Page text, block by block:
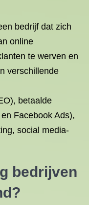
bedrijf dat zich
online
te werven en
verschillende
betaalde
Facebook Ads),
social media-
bedrijven